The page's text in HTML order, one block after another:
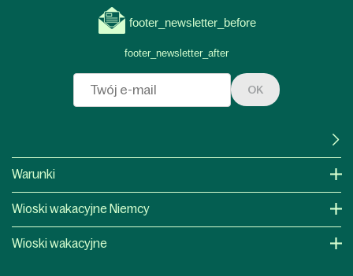
footer_newsletter_before
footer_newsletter_after
OK
Warunki
Wioski wakacyjne Niemcy
Wioski wakacyjne